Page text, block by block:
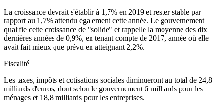
La croissance devrait s'établir à 1,7% en 2019 et rester stable par
rapport au 1,7% attendu également cette année. Le gouvernement
qualifie cette croissance de "solide" et rappelle la moyenne des dix
dernières années de 0,9%, en tenant compte de 2017, année où elle
avait fait mieux que prévu en atteignant 2,2%.
Fiscalité
Les taxes, impôts et cotisations sociales diminueront au total de 24,8
milliards d'euros, dont selon le gouvernement 6 milliards pour les
ménages et 18,8 milliards pour les entreprises.